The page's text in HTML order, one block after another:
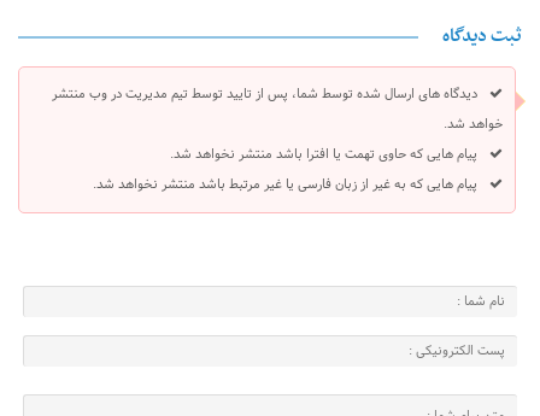
ثبت دیدگاه
دیدگاه های ارسال شده توسط شما، پس از تایید توسط تیم مدیریت در وب منتشر
خواهد شد.
پیام هایی که حاوی تهمت یا افترا باشد منتشر نخواهد شد.
پیام هایی که به غیر از زبان فارسی یا غیر مرتبط باشد منتشر نخواهد شد.